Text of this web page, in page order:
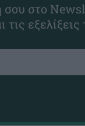
στο
τις